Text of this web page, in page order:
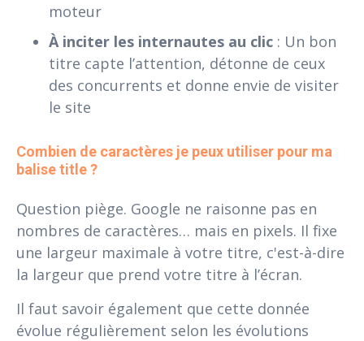
moteur
À inciter les internautes au clic : Un bon
titre capte l’attention, détonne de ceux
des concurrents et donne envie de visiter
le site
Combien de caractères je peux utiliser pour ma
balise title ?
Question piège. Google ne raisonne pas en
nombres de caractères… mais en pixels. Il fixe
une largeur maximale à votre titre, c'est-à-dire
la largeur que prend votre titre à l’écran.
Il faut savoir également que cette donnée
évolue régulièrement selon les évolutions